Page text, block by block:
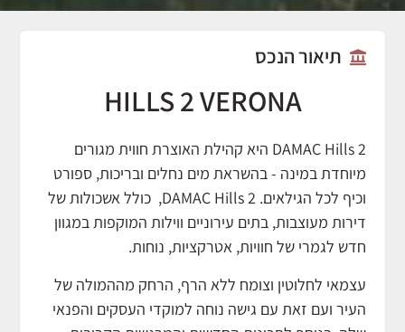
תיאור הנכס
HILLS 2 VERONA
DAMAC Hills 2 היא קהילת האוצרת חווית מגורים
מיוחדת במינה - בהשראת מים נחלים ובריכות, ספורט
וכיף לכל הגילאים. DAMAC Hills 2, כולל אשכולות של
דירות מעוצבות, בתים עירוניים ווילות המוקפות במגוון
חדש לגמרי של חוויות, אטרקציות, נוחות.
עצמאי לחלוטין וצומח ללא הרף, הרחק מההמולה של
העיר ועם זאת עם גישה נוחה למוקדי העסקים והפנאי